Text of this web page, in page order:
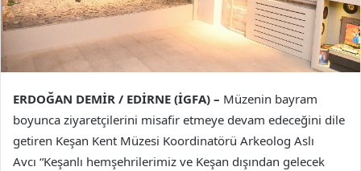
ERDOĞAN DEMİR / EDİRNE (İGFA) – Müzenin bayram
boyunca ziyaretçilerini misafir etmeye devam edeceğini dile
getiren Keşan Kent Müzesi Koordinatörü Arkeolog Aslı
Avcı “Keşanlı hemşehrilerimiz ve Keşan dışından gelecek